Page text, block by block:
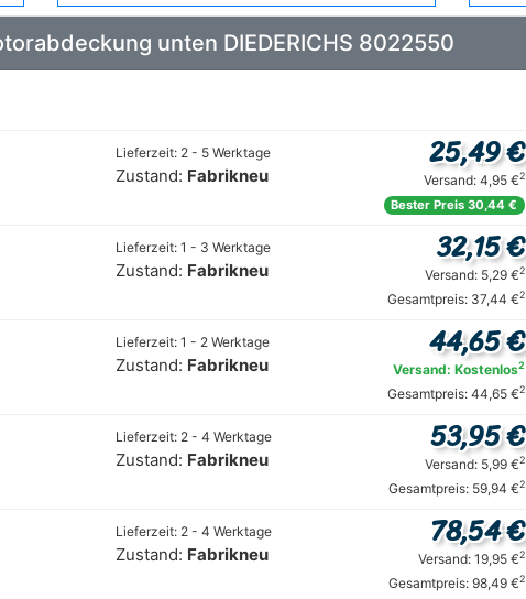
unten DIEDERICHS 8022550
Lieferzeit: 2 - 5 Werktage
Zustand: Fabrikneu
25,49 €
Versand: 4,95 €2
Bester Preis 30,44 €
Lieferzeit: 1 - 3 Werktage
Zustand: Fabrikneu
32,15 €
Versand: 5,29 €2
Gesamtpreis: 37,44 €2
Lieferzeit: 1 - 2 Werktage
Zustand: Fabrikneu
44,65 €
Versand: Kostenlos2
Gesamtpreis: 44,65 €2
Lieferzeit: 2 - 4 Werktage
Zustand: Fabrikneu
53,95 €
Versand: 5,99 €2
Gesamtpreis: 59,94 €2
Lieferzeit: 2 - 4 Werktage
Zustand: Fabrikneu
78,54 €
Versand: 19,95 €2
Gesamtpreis: 98,49 €2